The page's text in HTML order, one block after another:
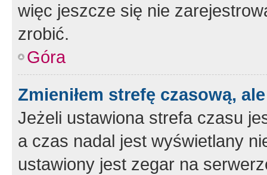
więc jeszcze się nie
zrobić.
Góra
Zmieniłem strefę czasową,
Jeżeli ustawiona strefa czasu
a czas nadal jest wyświetlany
ustawiony jest zegar na